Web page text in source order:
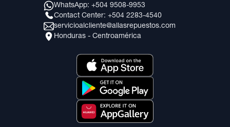
WhatsApp: +504 9508-9953
Contact Center: +504 2283-4540
servicioalcliente@allasrepuestos.com
Honduras - Centroamérica